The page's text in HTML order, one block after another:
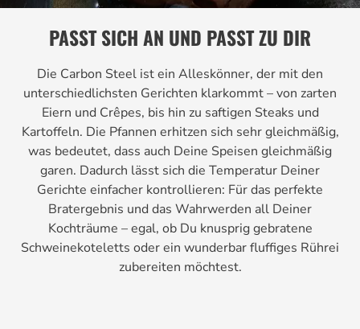
PASST SICH AN UND PASST ZU DIR
Die Carbon Steel ist ein Alleskönner, der mit den
unterschiedlichsten Gerichten klarkommt – von zarten
Eiern und Crêpes, bis hin zu saftigen Steaks und
Kartoffeln. Die Pfannen erhitzen sich sehr gleichmäßig,
was bedeutet, dass auch Deine Speisen gleichmäßig
garen. Dadurch lässt sich die Temperatur Deiner
Gerichte einfacher kontrollieren: Für das perfekte
Bratergebnis und das Wahrwerden all Deiner
Kochträume – egal, ob Du knusprig gebratene
Schweinekoteletts oder ein wunderbar fluffiges Rührei
zubereiten möchtest.